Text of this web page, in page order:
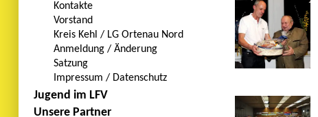
Kontakte
Vorstand
Kreis Kehl / LG Ortenau Nord
Anmeldung / Änderung
Satzung
Impressum / Datenschutz
Jugend im LFV
Unsere Partner